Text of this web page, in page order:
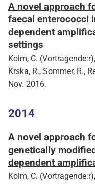
A novel approach
faecal enterococci
dependent
settings
Kolm, C.
Krska, R., Sommer, R.,
Nov. 2016.
2014
A novel approach
genetically
dependent
Kolm, C.